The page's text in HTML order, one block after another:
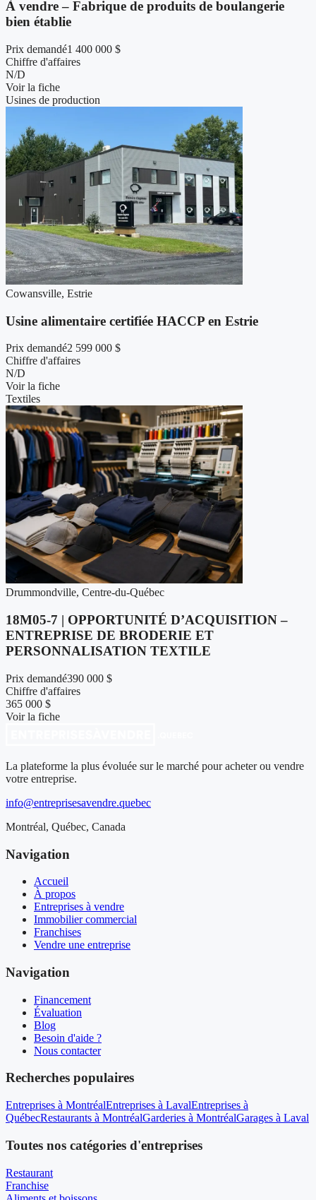
À vendre – Fabrique de produits de boulangerie
bien établie
Prix demandé1 400 000 $
Chiffre d'affaires
N/D
Voir la fiche
Usines de production
Cowansville, Estrie
Usine alimentaire certifiée HACCP en Estrie
Prix demandé2 599 000 $
Chiffre d'affaires
N/D
Voir la fiche
Textiles
Drummondville, Centre-du-Québec
18M05-7 | OPPORTUNITÉ D’ACQUISITION –
ENTREPRISE DE BRODERIE ET
PERSONNALISATION TEXTILE
Prix demandé390 000 $
Chiffre d'affaires
365 000 $
Voir la fiche
La plateforme la plus évoluée sur le marché pour acheter ou vendre
votre entreprise.
info@entreprisesavendre.quebec
Montréal, Québec, Canada
Navigation
Accueil
À propos
Entreprises à vendre
Immobilier commercial
Franchises
Vendre une entreprise
Navigation
Financement
Évaluation
Blog
Besoin d'aide ?
Nous contacter
Recherches populaires
Entreprises à MontréalEntreprises à LavalEntreprises à
QuébecRestaurants à MontréalGarderies à MontréalGarages à Laval
Toutes nos catégories d'entreprises
Restaurant
Franchise